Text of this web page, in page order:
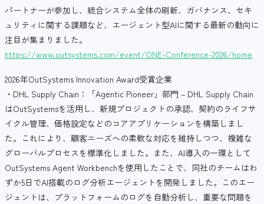
パートナーが参加し、統合システム全体の刷新、ガバナンス、セキ
ュリティに関する課題など、エージェント型AIに関する最新の動向に
注目が集まりました。
https://www.outsystems.com/event/ONE-Conference-2026/home
2026年OutSystems Innovation Award受賞企業
・DHL Supply Chain：「Agentic Pioneer」部門 – DHL Supply Chain
はOutSystemsを活用し、新規プロジェクトの承認、契約のライフサ
イクル管理、価格設定などのコアアプリケーションを構築しまし
た。これにより、顧客ニーズへの柔軟な対応を維持しつつ、複雑な
グローバルプロセスを標準化しました。また、AI導入の一環として
OutSystems Agent Workbenchを使用したことで、同社のチームはわ
ずか5日でAI搭載のログ分析エージェントを開発しました。このエー
ジェントは、プラットフォームのログを自動分析し、重要な問題を